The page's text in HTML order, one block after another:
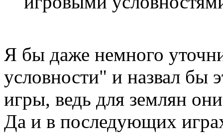
Я бы даже немного
условности" и назвал бы
игры, ведь для землян
Да и в последующих